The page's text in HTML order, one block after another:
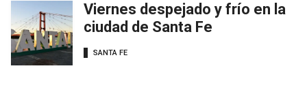
Viernes despejado y frío en la
ciudad de Santa Fe
SANTA FE